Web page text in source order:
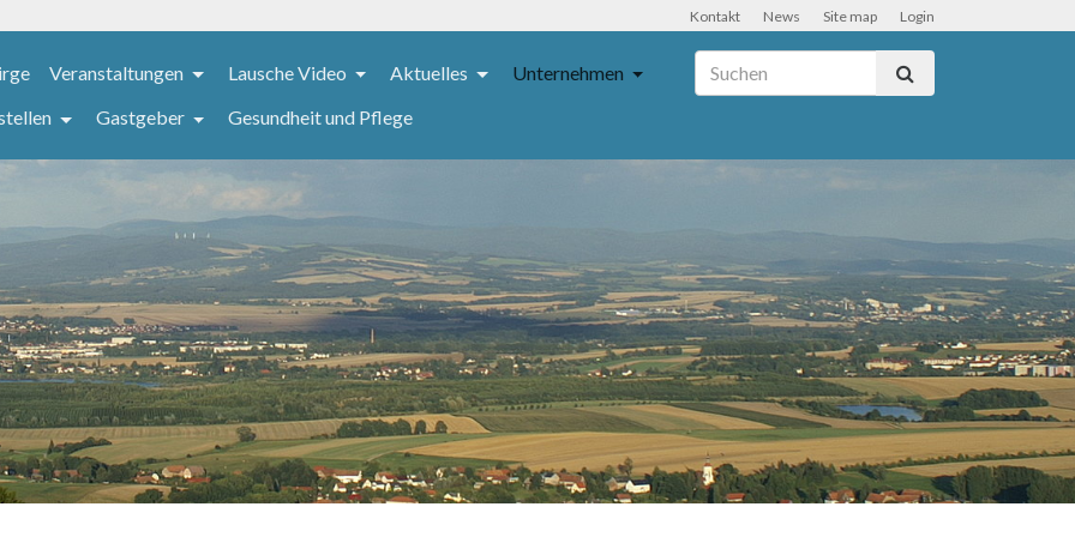
Kontakt News Site map Login
Veranstaltungen Lausche Video Aktuelles
Unternehmen
Gastgeber Gesundheit und Pflege